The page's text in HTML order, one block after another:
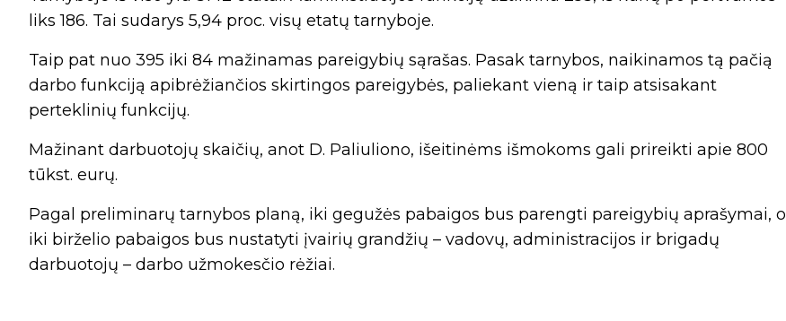
liks 186. Tai sudarys 5,94 proc. visų etatų tarnyboje.
Taip pat nuo 395 iki 84 mažinamas pareigybių sąrašas. Pasak tarnybos, naikinamos tą pačią
darbo funkciją apibrėžiančios skirtingos pareigybės, paliekant vieną ir taip atsisakant
perteklinių funkcijų.
Mažinant darbuotojų skaičių, anot D. Paliuliono, išeitinėms išmokoms gali prireikti apie 800
tūkst. eurų.
Pagal preliminarų tarnybos planą, iki gegužės pabaigos bus parengti pareigybių aprašymai, o
iki birželio pabaigos bus nustatyti įvairių grandžių – vadovų, administracijos ir brigadų
darbuotojų – darbo užmokesčio rėžiai.